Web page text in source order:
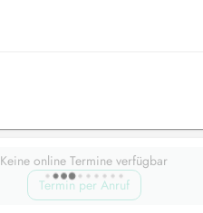
Keine online Termine verfügbar
Termin per Anruf